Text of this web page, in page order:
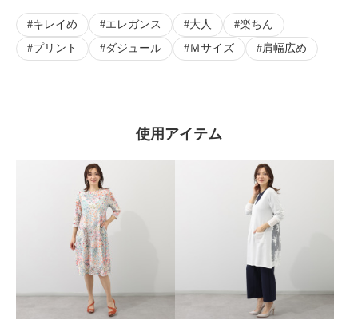
キレイめ エレガンス 大人
楽ちん
プリント
ダジュール Ｍサイズ 肩幅広め
使用アイテム